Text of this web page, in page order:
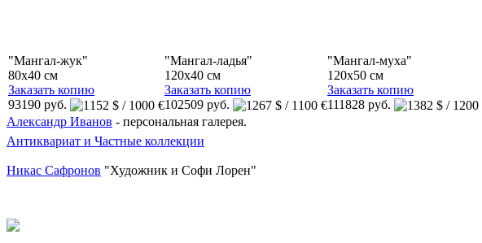
"Мангал-жук"
80x40 см
Заказать копию
93190 руб.
"Мангал-ладья"
120x40 см
Заказать копию
102509 руб.
"Мангал-муха"
120x50 см
Заказать копию
111828 руб.
Александр Иванов - персональная галерея.
Антиквариат и Частные коллекции
Никас Сафронов "Художник и Софи Лорен"